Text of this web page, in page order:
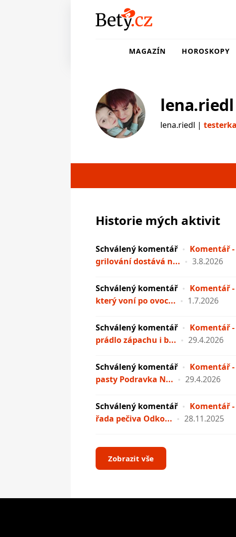
MAGAZÍN HOROSKOPY
lena.riedl
lena.riedl | testerka
Historie mých aktivit
Schválený komentář
Komentář -
grilování dostává n...
3.8.2026
Schválený komentář
Komentář -
který voní po ovoc...
1.7.2026
Schválený komentář
Komentář -
prádlo zápachu i b...
29.4.2026
Schválený komentář
Komentář -
pasty Podravka N...
29.4.2026
Schválený komentář
Komentář -
řada pečiva Odko...
28.11.2025
Zobrazit vše